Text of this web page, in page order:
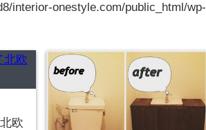
interior-onestyle.com/public_html/wp-
欧